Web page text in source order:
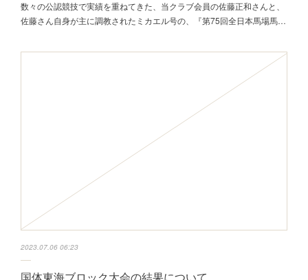
数々の公認競技で実績を重ねてきた、当クラブ会員の佐藤正和さんと、
佐藤さん自身が主に調教されたミカエル号の、『第75回全日本馬場馬…
2023.07.06 06:23
国体東海ブロック大会の結果について